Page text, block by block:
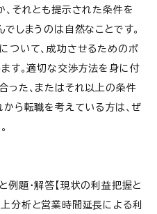
、それとも提示された条件を
しまうのは自然なことです。
ついて、成功させるためのポ
す。適切な交渉方法を身に付
った、またはそれ以上の条件
から転職を考えている方は、ぜ
例題・解答【現状の利益把握と
分析と営業時間延長による利